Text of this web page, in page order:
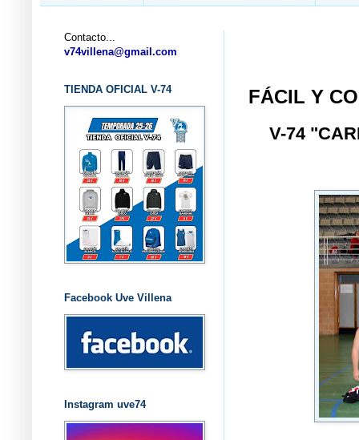
FÁCIL Y
V-74
Contacto...
v74villena@gmail.com
TIENDA OFICIAL V-74
Facebook Uve Villena
Instagram uve74